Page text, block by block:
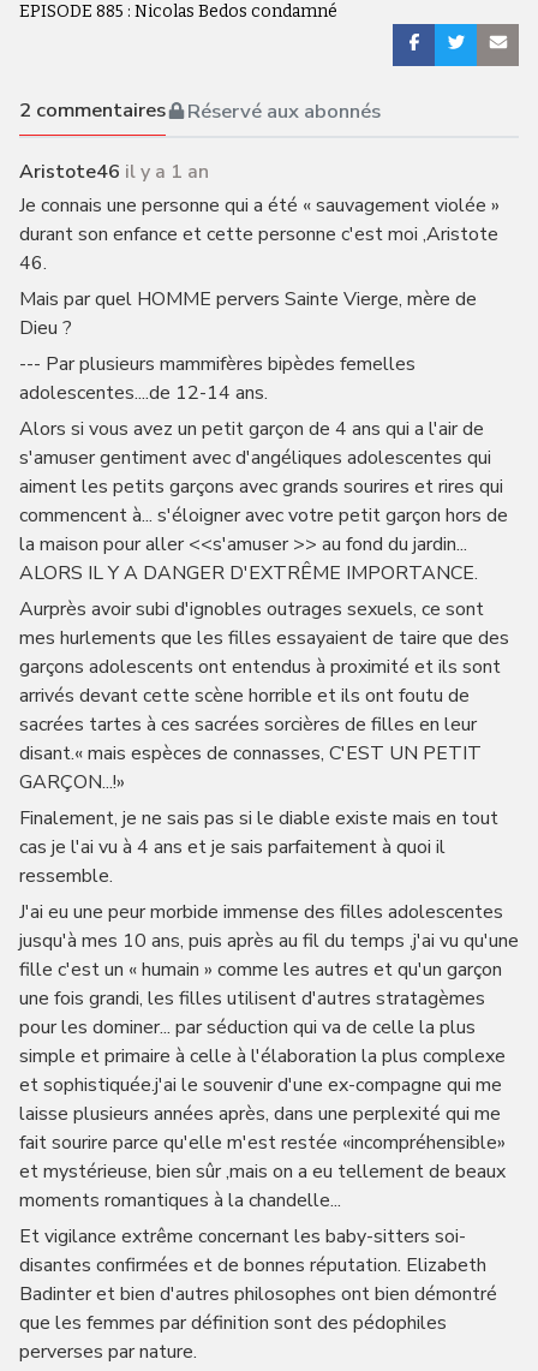
EPISODE 885 : Nicolas Bedos condamné
2 commentaires Réservé aux abonnés
Aristote46 il y a 1 an
Je connais une personne qui a été « sauvagement violée »
durant son enfance et cette personne c'est moi ,Aristote
46.
Mais par quel HOMME pervers Sainte Vierge, mère de
Dieu ?
--- Par plusieurs mammifères bipèdes femelles
adolescentes....de 12-14 ans.
Alors si vous avez un petit garçon de 4 ans qui a l'air de
s'amuser gentiment avec d'angéliques adolescentes qui
aiment les petits garçons avec grands sourires et rires qui
commencent à... s'éloigner avec votre petit garçon hors de
la maison pour aller <<s'amuser >> au fond du jardin...
ALORS IL Y A DANGER D'EXTRÊME IMPORTANCE.
Aurprès avoir subi d'ignobles outrages sexuels, ce sont
mes hurlements que les filles essayaient de taire que des
garçons adolescents ont entendus à proximité et ils sont
arrivés devant cette scène horrible et ils ont foutu de
sacrées tartes à ces sacrées sorcières de filles en leur
disant.« mais espèces de connasses, C'EST UN PETIT
GARÇON...!»
Finalement, je ne sais pas si le diable existe mais en tout
cas je l'ai vu à 4 ans et je sais parfaitement à quoi il
ressemble.
J'ai eu une peur morbide immense des filles adolescentes
jusqu'à mes 10 ans, puis après au fil du temps ,j'ai vu qu'une
fille c'est un « humain » comme les autres et qu'un garçon
une fois grandi, les filles utilisent d'autres stratagèmes
pour les dominer... par séduction qui va de celle la plus
simple et primaire à celle à l'élaboration la plus complexe
et sophistiquée.j'ai le souvenir d'une ex-compagne qui me
laisse plusieurs années après, dans une perplexité qui me
fait sourire parce qu'elle m'est restée «incompréhensible»
et mystérieuse, bien sûr ,mais on a eu tellement de beaux
moments romantiques à la chandelle...
Et vigilance extrême concernant les baby-sitters soi-
disantes confirmées et de bonnes réputation. Elizabeth
Badinter et bien d'autres philosophes ont bien démontré
que les femmes par définition sont des pédophiles
perverses par nature.